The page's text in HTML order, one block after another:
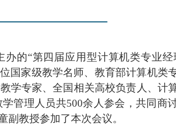
的“第四届应用型计算机类专业
国家级教学名师、教育部计算机类
学专家、全国相关高校负责人、计
管理人员共500余人参会，共同商
副教授参加了本次会议。